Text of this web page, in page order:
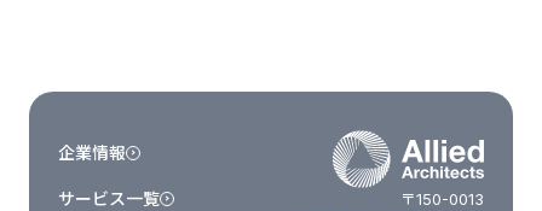
〒150-0013
企業情報
サービス一覧